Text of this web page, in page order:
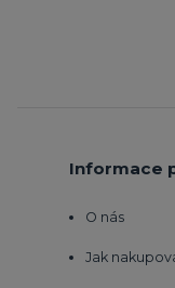
Informace
O nás
Jak